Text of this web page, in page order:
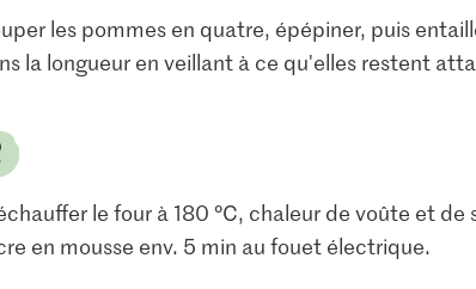
les pommes en quatre, épépiner, puis
la longueur en veillant à ce qu'elles restent
le four à 180 °C, chaleur de voûte et
en mousse env. 5 min au fouet électrique.